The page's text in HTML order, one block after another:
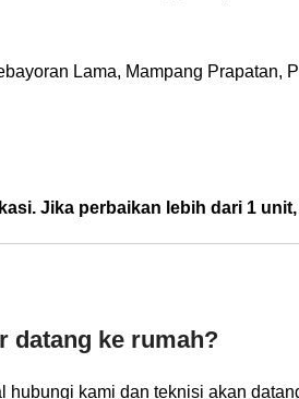
Lama, Mampang Prapatan,
Jika perbaikan lebih dari 1
datang ke rumah?
hubungi kami dan teknisi akan